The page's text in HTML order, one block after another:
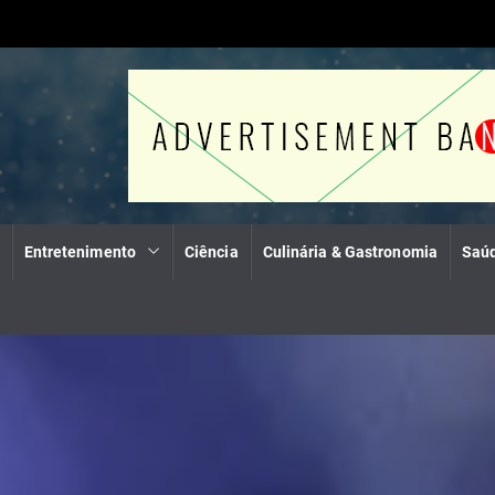
Entretenimento Ciência Culinária & Gastronomia